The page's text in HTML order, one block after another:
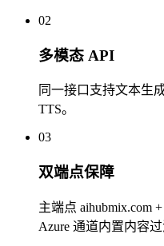
02
多模态 API
同一接口支持文本生
TTS。
03
双端点保障
主端点 aihubmix.com
Azure 通道内置内容过